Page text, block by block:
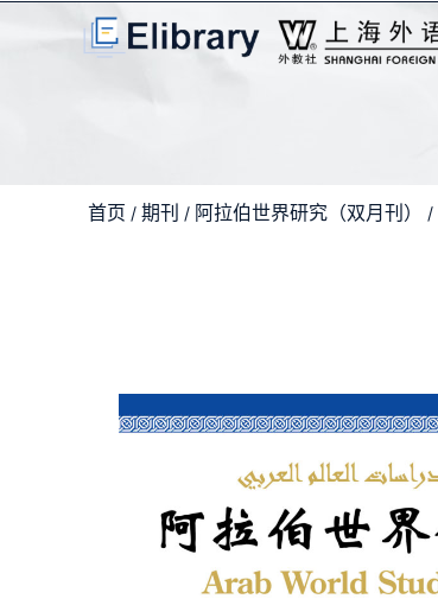
首页 / 期刊 / 阿拉伯世界研究（双月刊） /